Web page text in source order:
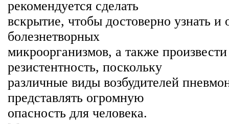
рекомендуется сделать
вскрытие, чтобы достоверно узнать и
болезнетворных
микроорганизмов, а также произвести
резистентность, поскольку
различные виды возбудителей
представлять огромную
опасность для человека.